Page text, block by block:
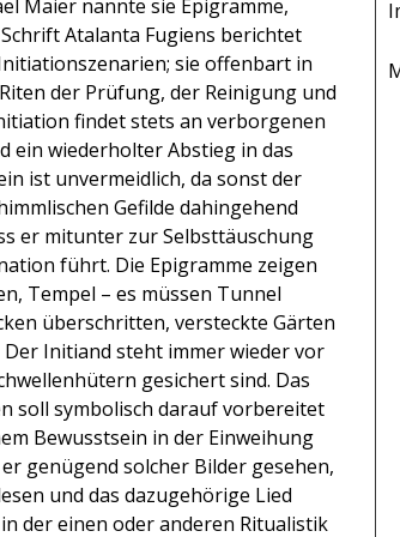
Maier nannte sie Epigramme,
Atalanta Fugiens berichtet
sie offenbart in
der Prüfung, der Reinigung und
findet stets an verborgenen
ein wiederholter Abstieg in das
ist unvermeidlich, da sonst der
Gefilde dahingehend
er mitunter zur Selbsttäuschung
führt. Die Epigramme zeigen
Tempel – es müssen Tunnel
überschritten, versteckte Gärten
Initiand steht immer wieder vor
gesichert sind. Das
soll symbolisch darauf vorbereitet
Bewusstsein in der Einweihung
genügend solcher Bilder gesehen,
und das dazugehörige Lied
der einen oder anderen Ritualistik